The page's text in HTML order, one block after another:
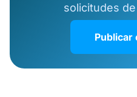
solicitudes
Publicar